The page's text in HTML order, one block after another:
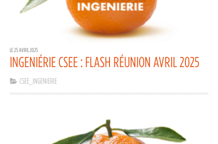
LE 25 AVRIL 2025
INGENIÉRIE CSEE : FLASH RÉUNION AVRIL 2025
CSEE_INGENIERIE